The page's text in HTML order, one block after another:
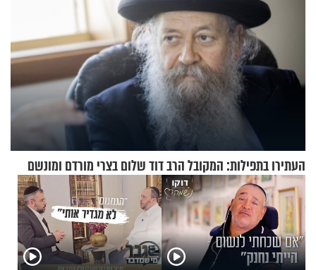
העתירו בתפילות: המקובל הרב דוד שלום בצרי מורדם ומונשם